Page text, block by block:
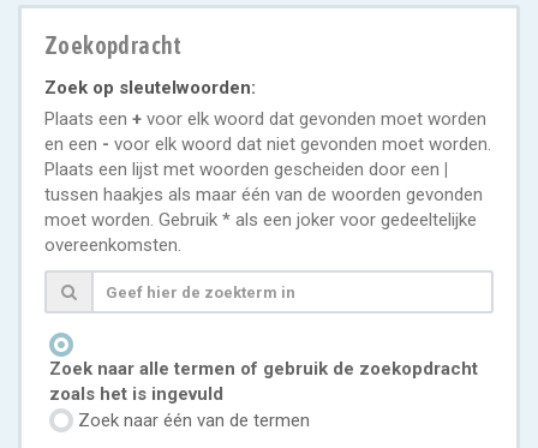
Zoekopdracht
Zoek op sleutelwoorden:
Plaats een + voor elk woord dat gevonden moet worden
en een - voor elk woord dat niet gevonden moet worden.
Plaats een lijst met woorden gescheiden door een |
tussen haakjes als maar één van de woorden gevonden
moet worden. Gebruik * als een joker voor gedeeltelijke
overeenkomsten.
Zoek naar alle termen of gebruik de zoekopdracht
zoals het is ingevuld
Zoek naar één van de termen